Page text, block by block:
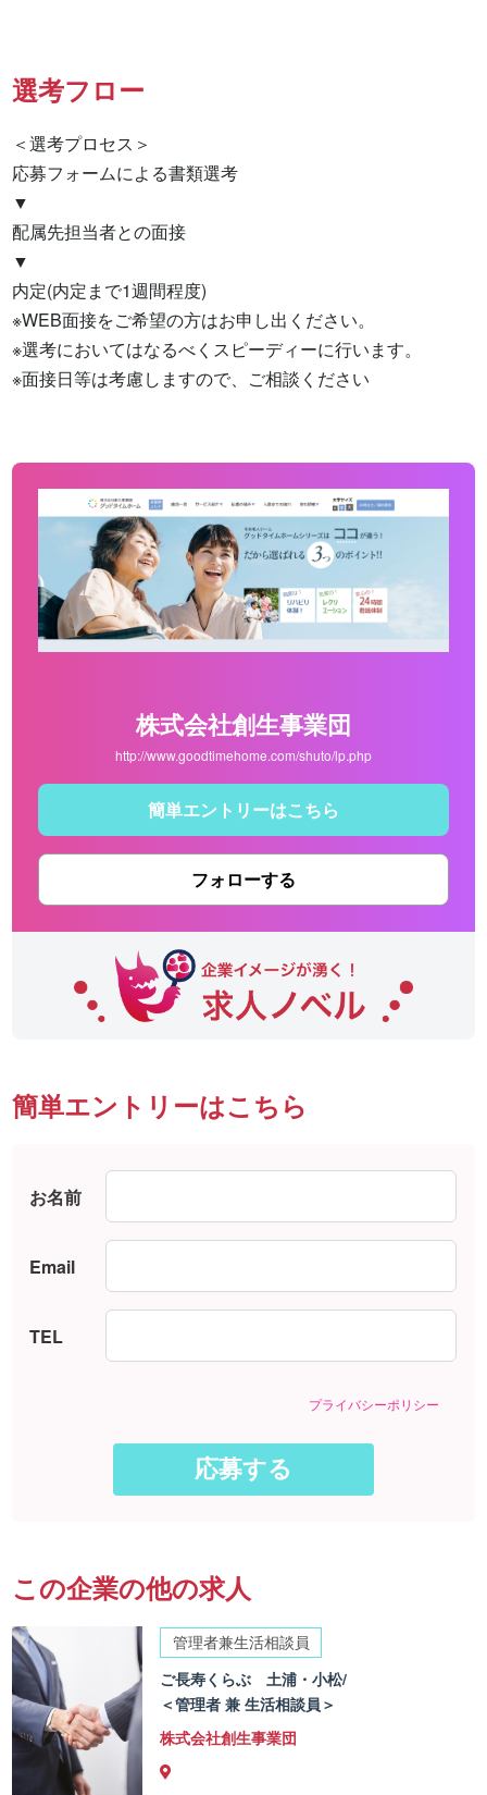
選考フロー
＜選考プロセス＞
応募フォームによる書類選考
▼
配属先担当者との面接
▼
内定(内定まで1週間程度)
※WEB面接をご希望の方はお申し出ください。
※選考においてはなるべくスピーディーに行います。
※面接日等は考慮しますので、ご相談ください
株式会社創生事業団
http://www.goodtimehome.com/shuto/lp.php
簡単エントリーはこちら
フォローする
簡単エントリーはこちら
お名前
Email
TEL
プライバシーポリシー
この企業の他の求人
管理者兼生活相談員
ご長寿くらぶ 土浦・小松/
＜管理者 兼 生活相談員＞
株式会社創生事業団